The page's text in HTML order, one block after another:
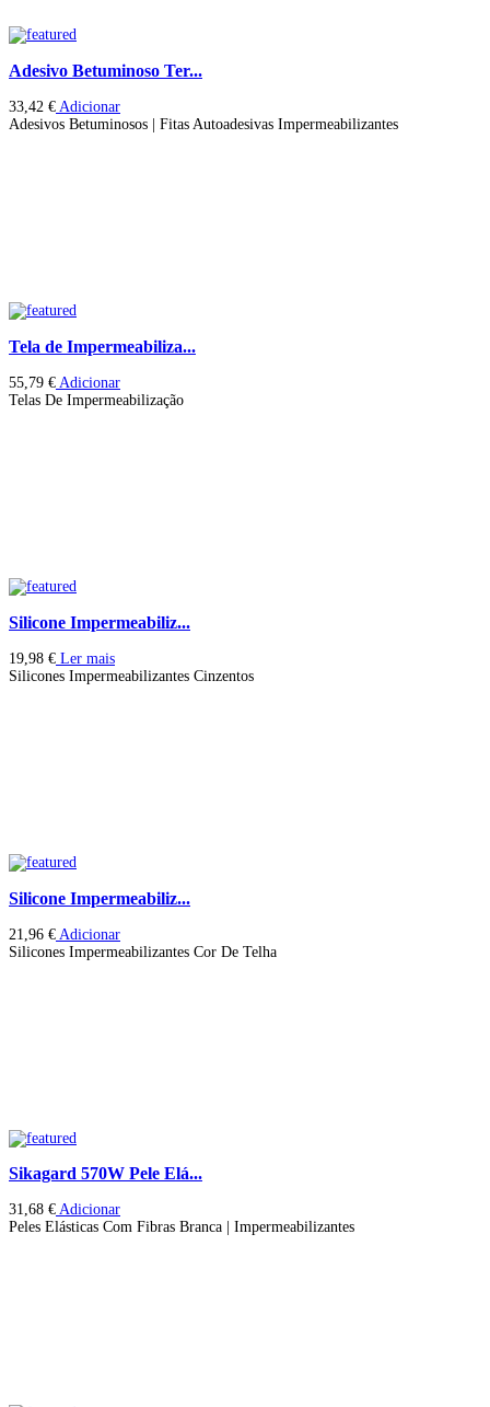
Adesivo Betuminoso Ter...
33,42 € Adicionar
Adesivos Betuminosos | Fitas Autoadesivas Impermeabilizantes
Tela de Impermeabiliza...
55,79 € Adicionar
Telas De Impermeabilização
Silicone Impermeabiliz...
19,98 € Ler mais
Silicones Impermeabilizantes Cinzentos
Silicone Impermeabiliz...
21,96 € Adicionar
Silicones Impermeabilizantes Cor De Telha
Sikagard 570W Pele Elá...
31,68 € Adicionar
Peles Elásticas Com Fibras Branca | Impermeabilizantes